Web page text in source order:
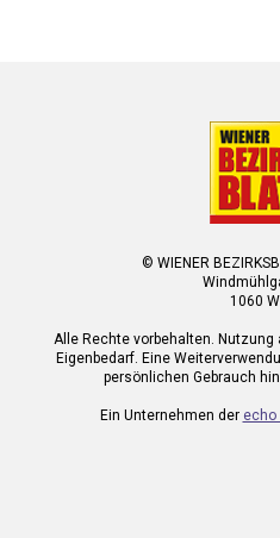
© WIENER
1060
Alle Rechte vorbehalten.
Eigenbedarf. Eine
persönlichen Gebrauch
Ein Unternehmen der echo